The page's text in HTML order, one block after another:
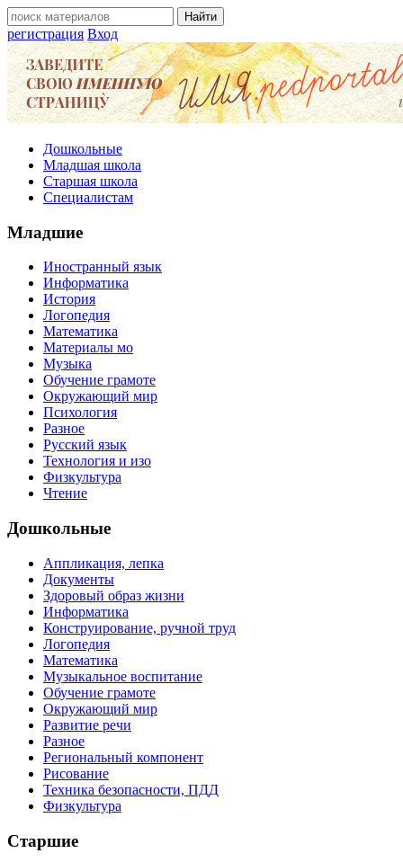
регистрация Вход
Дошкольные
Младшая школа
Старшая школа
Специалистам
Младшие
Иностранный язык
Информатика
История
Логопедия
Математика
Материалы мо
Музыка
Обучение грамоте
Окружающий мир
Психология
Разное
Русский язык
Технология и изо
Физкультура
Чтение
Дошкольные
Аппликация, лепка
Документы
Здоровый образ жизни
Информатика
Конструирование, ручной труд
Логопедия
Математика
Музыкальное воспитание
Обучение грамоте
Окружающий мир
Развитие речи
Разное
Региональный компонент
Рисование
Техника безопасности, ПДД
Физкультура
Старшие